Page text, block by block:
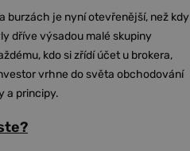
burzách je nyní otevřenější, než kdy
dříve výsadou malé skupiny
kdo si zřídí účet u brokera,
vrhne do světa obchodování
a principy.